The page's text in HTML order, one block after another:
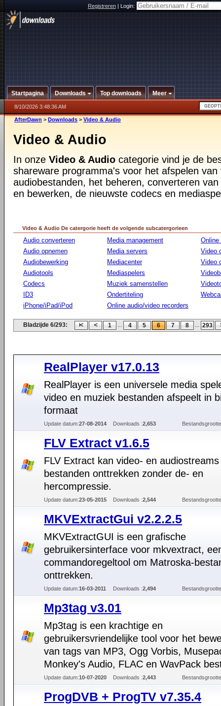
Registreren|Login:
Startpagina Downloads Top downloads Meer
8/10/2026 3:48:36 AM
AfterDawn > Downloads > Video & Audio
Video & Audio
In onze Video & Audio categorie vind je de
shareware programma's voor het afspelen van
audiobestanden, het beheren, converteren
en bewerken, de nieuwste codecs en
Video & Audio De catergorie heeft de volgende subcatergorieen
Audio converteren
Audio opnemen
Audiobewerking
Audiotools
Codecs
ID3
iPhone/iPad/iPod
Media management
Media servers
Mediacenter
Mediaspelers
Muziek samenstellen
Ondertiteling
Online audio/video recorders
Online
Video
Video
Bladzijde 6/293: 1 ... 4 5 6 7 8 ... 293
RealPlayer v17.0.13
RealPlayer is een universele media
video en muziek bestanden afspeelt in
formaat
Update datum:27-08-2014 Downloads :2,653
FLV Extract v1.6.5
FLV Extract kan video- en audiostreams
bestanden onttrekken zonder de- en
hercompressie.
Update datum:23-05-2015 Downloads :2,544
MKVExtractGui v2.2.2.5
MKVExtractGUI is een grafische
gebruikersinterface voor mkvextract,
commandoregeltool om Matroska-
onttrekken.
Update datum:16-03-2011 Downloads :2,494
Mp3tag v3.01
Mp3tag is een krachtige en
gebruikersvriendelijke tool voor het
van tags van MP3, Ogg Vorbis,
Monkey's Audio, FLAC en WavPack
Update datum:10-07-2020 Downloads :2,443
ProgDVB + ProgTV v7.35.4